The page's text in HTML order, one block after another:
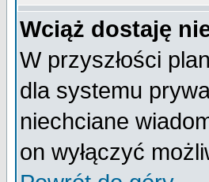
Wciąż dostaję
W przyszłości
dla systemu
niechciane
on wyłączyć